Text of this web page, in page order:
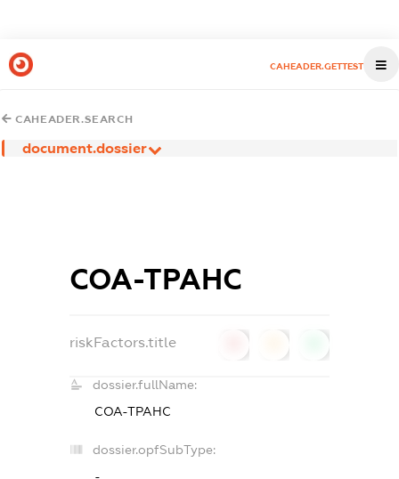
CAHEADER.GETTEST
CAHEADER.SEARCH
document.dossier
СОА-ТРАНС
riskFactors.title
dossier.fullName:
СОА-ТРАНС
dossier.opfSubType: